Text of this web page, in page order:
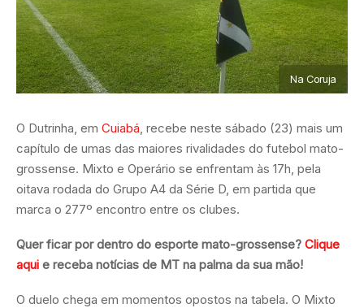
Na Coruja
O Dutrinha, em Cuiabá, recebe neste sábado (23) mais um
capítulo de umas das maiores rivalidades do futebol mato-
grossense. Mixto e Operário se enfrentam às 17h, pela
oitava rodada do Grupo A4 da Série D, em partida que
marca o 277º encontro entre os clubes.
Quer ficar por dentro do esporte mato-grossense? Clique
aqui e receba notícias de MT na palma da sua mão!
O duelo chega em momentos opostos na tabela. O Mixto